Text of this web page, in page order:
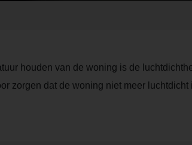
houden van de woning is de
zorgen dat de woning niet meer